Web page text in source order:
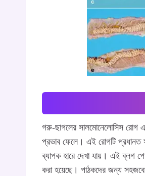
গরু-ছাগলের সালমোনেলোসিস রোগ
প্রভাব ফেলে। এই রোগটি প্রধানত
ব্যাপক হারে দেখা যায়। এই ব্লগ
করা হয়েছে। পাঠকদের জন্য